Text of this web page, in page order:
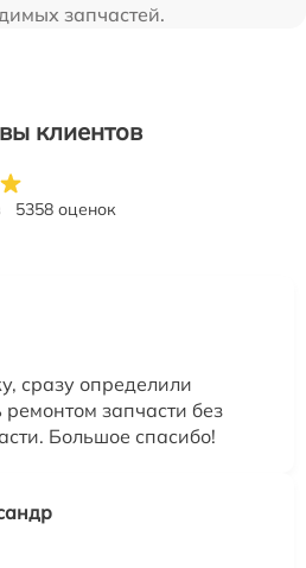
запчастей.
клиентов
5358 оценок
сразу определили
запчасти без
Большое спасибо!